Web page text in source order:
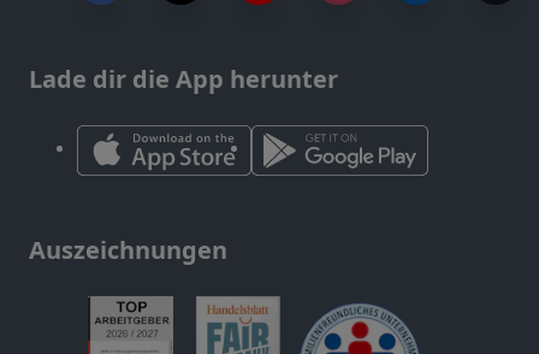
Lade dir die App herunter
Auszeichnungen